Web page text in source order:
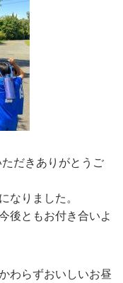
だきありがとうご
なりました。
後ともお付き合いよ
わらずおいしいお昼